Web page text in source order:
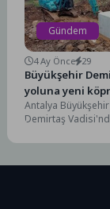
Gündem
4 Ay Önce 29
Büyükşehir
yoluna yeni
Antalya
Demirtaş
sakinlerinin